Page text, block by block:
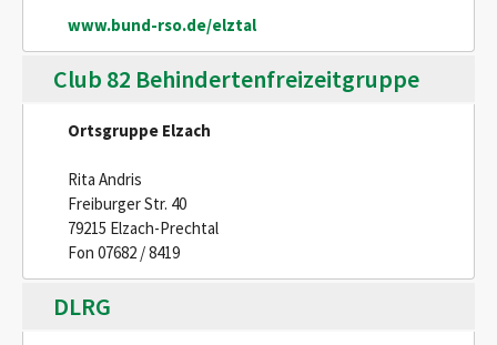
www.bund-rso.de/elztal
Club 82 Behindertenfreizeitgruppe
Ortsgruppe Elzach
Rita Andris
Freiburger Str. 40
79215 Elzach-Prechtal
Fon 07682 / 8419
DLRG